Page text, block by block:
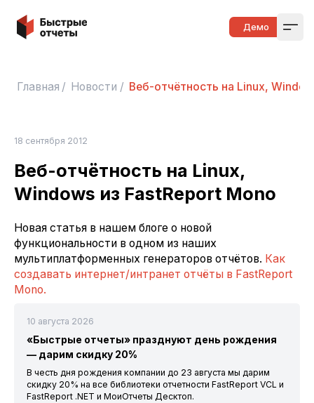
Быстрые отчеты Демо
Главная / Новости / Веб-отчётность на Linux,
18 сентября 2012
Веб-отчётность на Linux,
Windows из FastReport Mono
Новая статья в нашем блоге о новой
функциональности в одном из наших
мультиплатформенных генераторов отчётов. Как
создавать интернет/интранет отчёты в FastReport
Mono.
10 августа 2026
«Быстрые отчеты» празднуют день рождения
— дарим скидку 20%
В честь дня рождения компании до 23 августа мы дарим
скидку 20% на все библиотеки отчетности FastReport VCL и
FastReport .NET и МоиОтчеты Десктоп.